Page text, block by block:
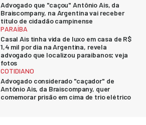
Advogado que "caçou" Antônio Ais, da
Braiscompany, na Argentina vai receber
título de cidadão campinense
PARAÍBA
Casal Ais tinha vida de luxo em casa de R$
1,4 mil por dia na Argentina, revela
advogado que localizou paraibanos; veja
fotos
COTIDIANO
Advogado considerado "caçador" de
Antônio Ais, da Braiscompany, quer
comemorar prisão em cima de trio elétrico